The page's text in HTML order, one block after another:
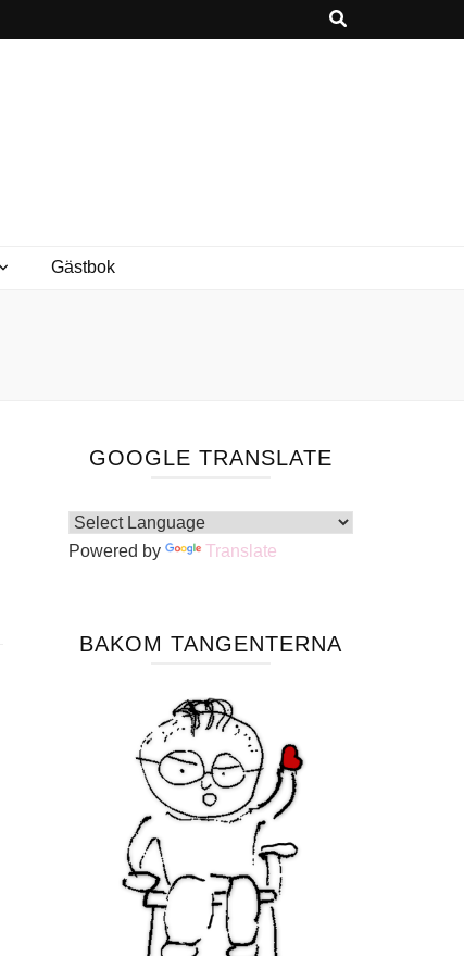
Gästbok
GOOGLE TRANSLATE
Powered by Translate
BAKOM TANGENTERNA